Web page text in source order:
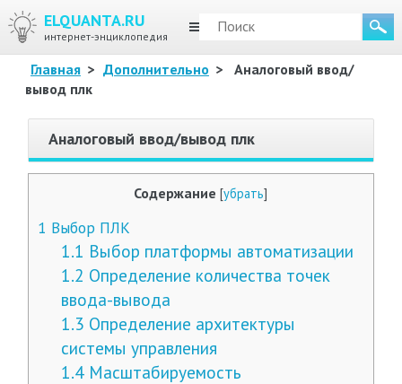
ELQUANTA.RU
интернет-энциклопедия
МЕНЮ
Главная > Дополнительно >
Аналоговый ввод/
вывод плк
Аналоговый ввод/вывод плк
Содержание [убрать]
1 Выбор ПЛК
1.1 Выбор платформы автоматизации
1.2 Определение количества точек
ввода-вывода
1.3 Определение архитектуры
системы управления
1.4 Масштабируемость